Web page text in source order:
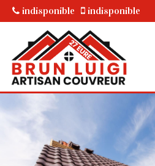
indisponible indisponible